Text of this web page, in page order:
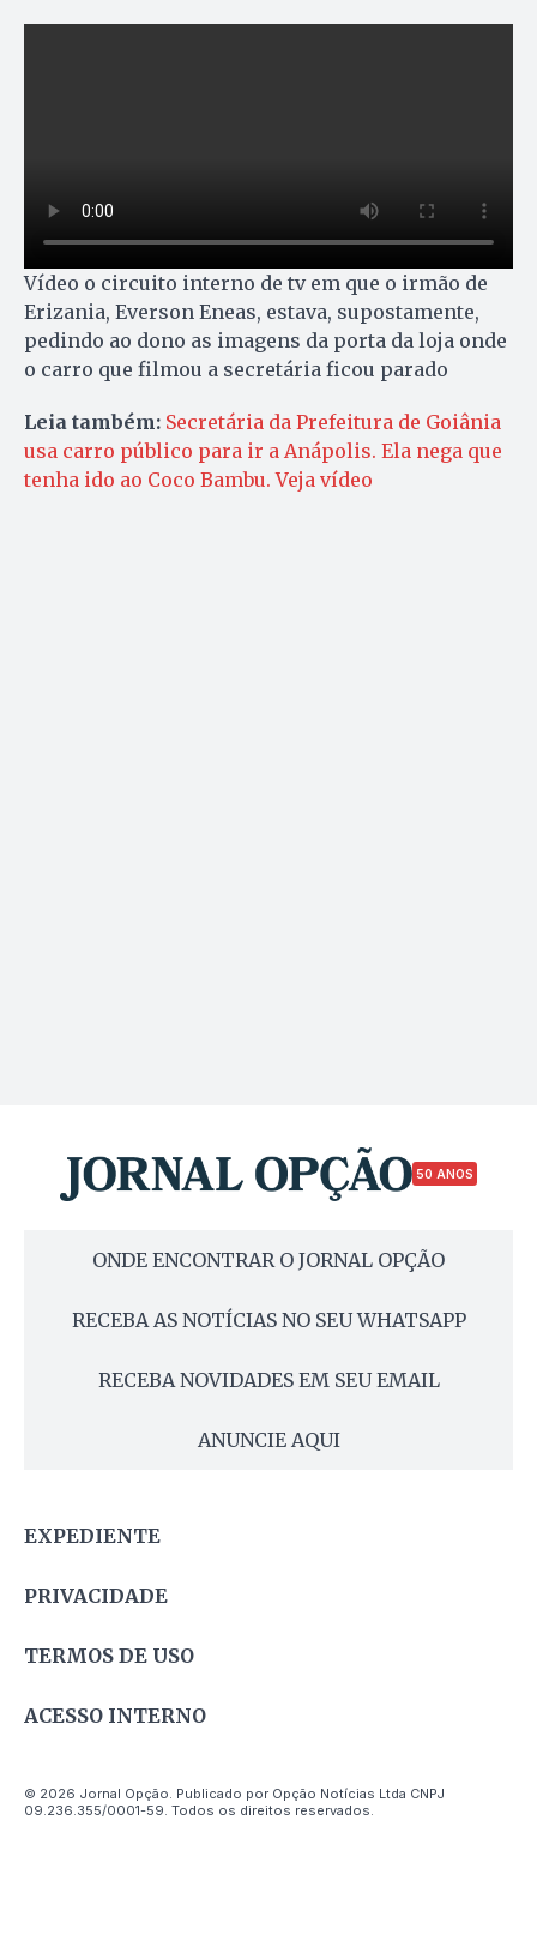
Vídeo o circuito interno de tv em que o irmão de
Erizania, Everson Eneas, estava, supostamente,
pedindo ao dono as imagens da porta da loja onde
o carro que filmou a secretária ficou parado
Leia também: Secretária da Prefeitura de Goiânia
usa carro público para ir a Anápolis. Ela nega que
tenha ido ao Coco Bambu. Veja vídeo
50 ANOS
ONDE ENCONTRAR O JORNAL OPÇÃO
RECEBA AS NOTÍCIAS NO SEU WHATSAPP
RECEBA NOVIDADES EM SEU EMAIL
ANUNCIE AQUI
EXPEDIENTE
PRIVACIDADE
TERMOS DE USO
ACESSO INTERNO
© 2026 Jornal Opção. Publicado por Opção Notícias Ltda CNPJ
09.236.355/0001-59. Todos os direitos reservados.